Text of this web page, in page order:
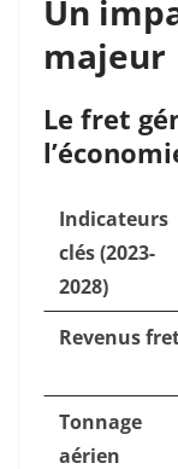
Un
majeur
Le fret
Indicateurs
clés (2023-
2028)
Revenus
Tonnage
aérien